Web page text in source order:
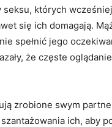
których
się ich domagają.
spełnić jego
że częste
zrobione swym
ich, aby